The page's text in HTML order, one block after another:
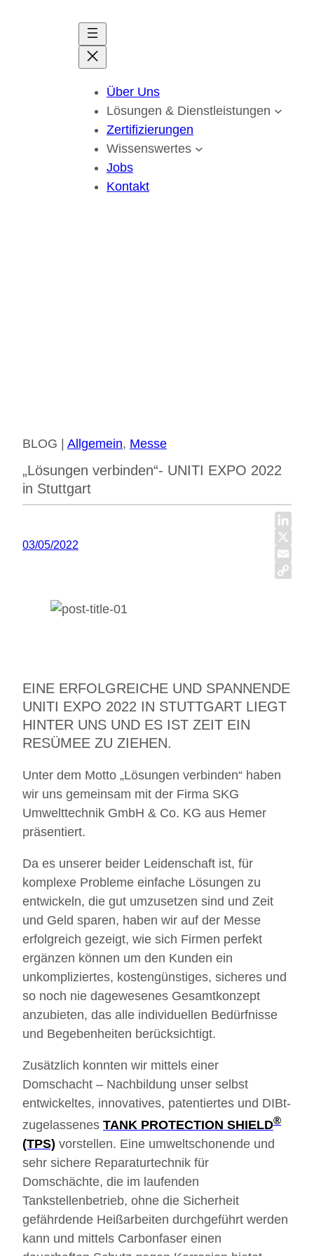
Über Uns
Lösungen & Dienstleistungen
Zertifizierungen
Wissenswertes
Jobs
Kontakt
BLOG | Allgemein, Messe
„Lösungen verbinden“- UNITI EXPO 2022
in Stuttgart
03/05/2022
L
n
X
E
n
k
EINE ERFOLGREICHE UND SPANNENDE
UNITI EXPO 2022 IN STUTTGART LIEGT
HINTER UNS UND ES IST ZEIT EIN
RESÜMEE ZU ZIEHEN.
Unter dem Motto „Lösungen verbinden“ haben
wir uns gemeinsam mit der Firma SKG
Umwelttechnik GmbH & Co. KG aus Hemer
präsentiert.
Da es unserer beider Leidenschaft ist, für
komplexe Probleme einfache Lösungen zu
entwickeln, die gut umzusetzen sind und Zeit
und Geld sparen, haben wir auf der Messe
erfolgreich gezeigt, wie sich Firmen perfekt
ergänzen können um den Kunden ein
unkompliziertes, kostengünstiges, sicheres und
so noch nie dagewesenes Gesamtkonzept
anzubieten, das alle individuellen Bedürfnisse
und Begebenheiten berücksichtigt.
Zusätzlich konnten wir mittels einer
Domschacht – Nachbildung unser selbst
entwickeltes, innovatives, patentiertes und DIBt-
zugelassenes TANK PROTECTION SHIELD®
(TPS) vorstellen. Eine umweltschonende und
sehr sichere Reparaturtechnik für
Domschächte, die im laufenden
Tankstellenbetrieb, ohne die Sicherheit
gefährdende Heißarbeiten durchgeführt werden
kann und mittels Carbonfaser einen